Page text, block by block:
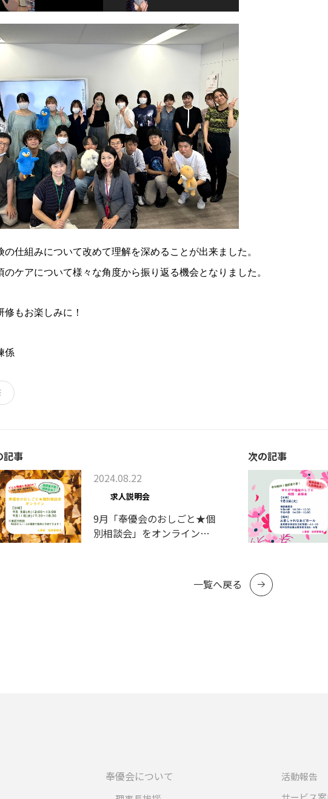
の仕組みについて改めて理解を深めることが出来ました。
のケアについて様々な角度から振り返る機会となりました。
修もお楽しみに！
係
記事
2024.08.22
求人説明会
9月「奉優会のおしごと★個
別相談会」をオンラインに
次の記事
一覧へ戻る
奉優会について
活動報告